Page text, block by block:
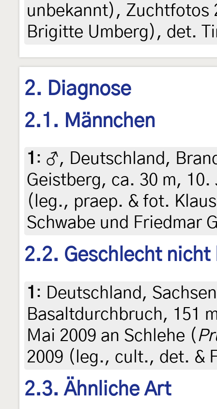
unbekannt), Zuchtfotos
Brigitte Umberg), det.
2. Diagnose
2.1. Männchen
1 : ♂, Deutschland,
Geistberg, ca. 30 m,
(leg., praep. & fot.
Schwabe und Friedmar
2.2. Geschlecht nicht
1 : Deutschland,
Basaltdurchbruch, 151
Mai 2009 an Schlehe (
2009 (leg., cult., det. &
2.3. Ähnliche Art